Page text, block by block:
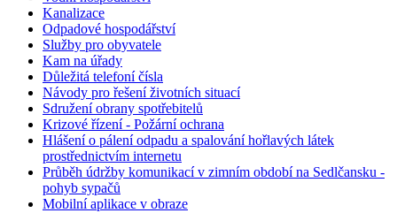
Kanalizace
Odpadové hospodářství
Služby pro obyvatele
Kam na úřady
Důležitá telefoní čísla
Návody pro řešení životních situací
Sdružení obrany spotřebitelů
Krizové řízení - Požární ochrana
Hlášení o pálení odpadu a spalování hořlavých látek
prostřednictvím internetu
Průběh údržby komunikací v zimním období na Sedlčansku -
pohyb sypačů
Mobilní aplikace v obraze